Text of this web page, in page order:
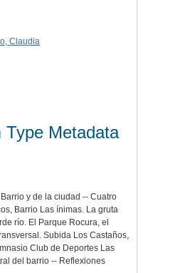
Claudia
Type Metadata
y de la ciudad -- Cuatro
Barrio Las ínimas. La gruta
río. El Parque Rocura, el
Subida Los Castaños,
Club de Deportes Las
del barrio -- Reflexiones